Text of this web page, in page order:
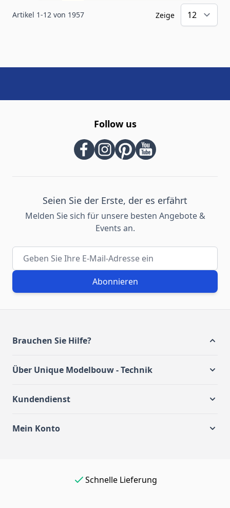
Artikel 1-12 von 1957 Zeige
Follow us
Seien Sie der Erste, der es erfährt
Melden Sie sich für unsere besten Angebote &
Events an.
E-Mail-Adresse
Abonnieren
Brauchen Sie Hilfe?
Über Unique Modelbouw - Technik
Kundendienst
Mein Konto
Einfach online bezahlen